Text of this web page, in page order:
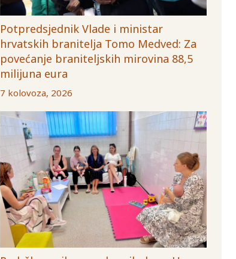
Potpredsjednik Vlade i ministar
hrvatskih branitelja Tomo Medved: Za
povećanje braniteljskih mirovina 88,5
milijuna eura
7 kolovoza, 2026